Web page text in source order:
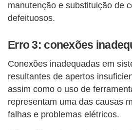
manutenção e substituição de
defeituosos.
Erro 3: conexões
Conexões inadequadas em
resultantes de apertos
assim como o uso de
representam uma das causas
falhas e problemas elétricos.
s
m
–
E
l
t